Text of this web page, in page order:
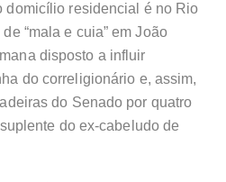
domicílio residencial é no Rio
“mala e cuia” em João
disposto a influir
do correligionário e, assim,
do Senado por quatro
do ex-cabeludo de